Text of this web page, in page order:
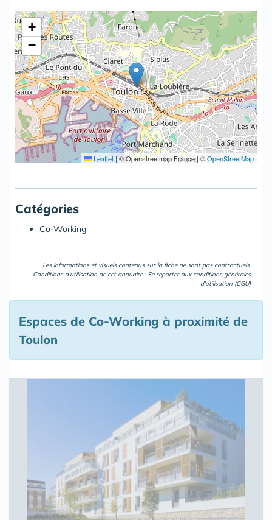
+
−
Leaflet |© Openstreetmap France | ©OpenStreetMap
Catégories
Co-Working
Les informations et visuels contenus sur la fiche ne sont pas contractuels.
Conditions d'utilisation de cet annuaire : Se reporter aux conditions générales
d'utilisation (CGU)
Espaces de Co-Working à proximité de
Toulon